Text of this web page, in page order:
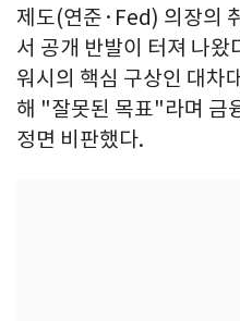
제도(연준·Fed) 의장의
서 공개 반발이 터져 나왔
워시의 핵심 구상인 대차
해 "잘못된 목표"라며 금
정면 비판했다.